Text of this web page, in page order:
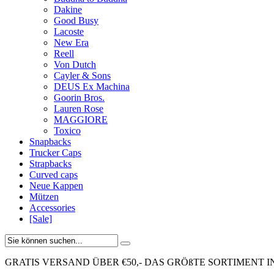
Dakine
Good Busy
Lacoste
New Era
Reell
Von Dutch
Cayler & Sons
DEUS Ex Machina
Goorin Bros.
Lauren Rose
MAGGIORE
Toxico
Snapbacks
Trucker Caps
Strapbacks
Curved caps
Neue Kappen
Mützen
Accessories
[Sale]
GRATIS VERSAND ÜBER €50,- DAS GRÖßTE SORTIMENT